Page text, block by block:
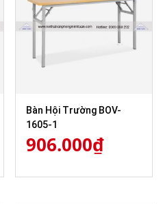
Bàn Hội Trường BOV-
1605-1
906.000₫